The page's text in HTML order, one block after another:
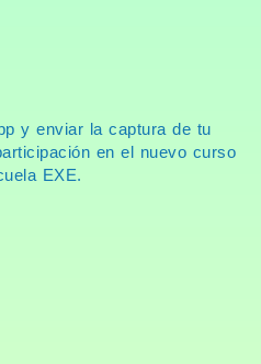
y enviar la captura de tu
en el nuevo curso
EXE.